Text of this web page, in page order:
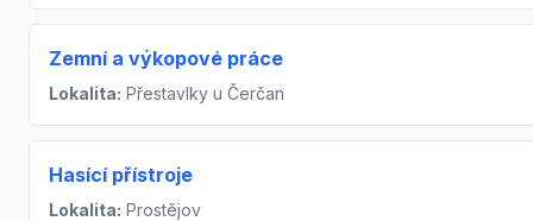
Zemní a výkopové práce
Lokalita: Přestavlky u Čerčan
Hasící přístroje
Lokalita: Prostějov